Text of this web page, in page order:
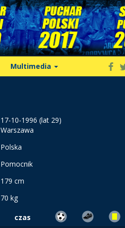
Multimedia
17-10-1996 (lat 29)
Warszawa
Polska
Pomocnik
179 cm
70 kg
czas